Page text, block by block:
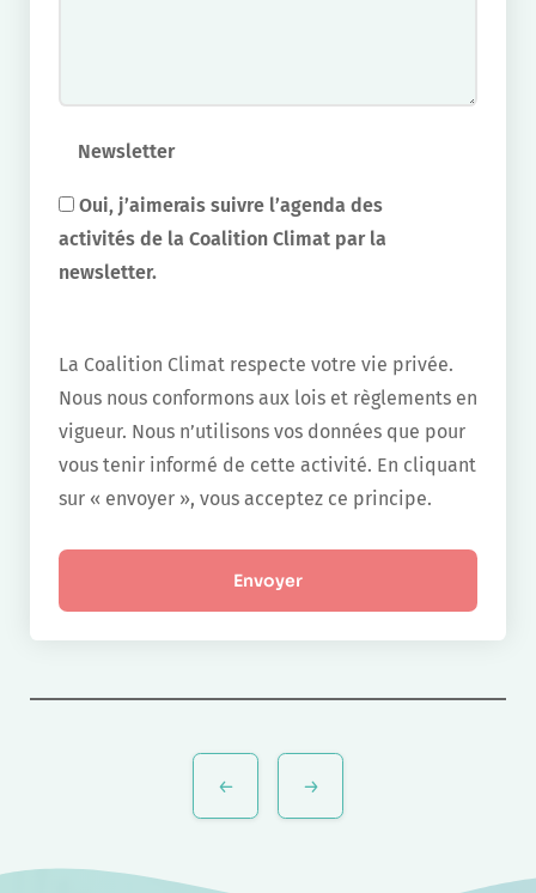
Newsletter
Oui, j’aimerais suivre l’agenda des
activités de la Coalition Climat par la
newsletter.
La Coalition Climat respecte votre vie privée.
Nous nous conformons aux lois et règlements en
vigueur. Nous n’utilisons vos données que pour
vous tenir informé de cette activité. En cliquant
sur « envoyer », vous acceptez ce principe.